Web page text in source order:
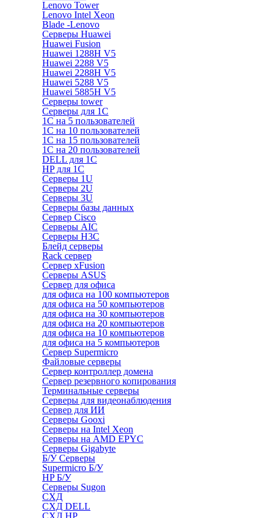
Lenovo Tower
Lenovo Intel Xeon
Blade -Lenovo
Серверы Huawei
Huawei Fusion
Huawei 1288H V5
Huawei 2288 V5
Huawei 2288H V5
Huawei 5288 V5
Huawei 5885H V5
Серверы tower
Серверы для 1C
1С на 5 пользователей
1С на 10 пользователей
1С на 15 пользователей
1С на 20 пользователей
DELL для 1С
HP для 1С
Серверы 1U
Серверы 2U
Серверы 3U
Серверы базы данных
Сервер Cisco
Серверы AIC
Серверы H3C
Блейд серверы
Rack сервер
Сервер xFusion
Серверы ASUS
Сервер для офиса
для офиса на 100 компьютеров
для офиса на 50 компьютеров
для офиса на 30 компьютеров
для офиса на 20 компьютеров
для офиса на 10 компьютеров
для офиса на 5 компьютеров
Сервер Supermicro
Файловые серверы
Сервер контроллер домена
Сервер резервного копирования
Терминальные серверы
Серверы для видеонаблюдения
Сервер для ИИ
Серверы Gooxi
Серверы на Intel Xeon
Серверы на AMD EPYC
Серверы Gigabyte
Б/У Серверы
Supermicro Б/У
HP Б/У
Серверы Sugon
СХД
СХД DELL
СХД HP